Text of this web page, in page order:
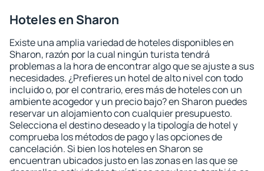
Hoteles en Sharon
Existe una amplia variedad de hoteles disponibles en
Sharon, razón por la cual ningún turista tendrá
problemas a la hora de encontrar algo que se ajuste a sus
necesidades. ¿Prefieres un hotel de alto nivel con todo
incluido o, por el contrario, eres más de hoteles con un
ambiente acogedor y un precio bajo? en Sharon puedes
reservar un alojamiento con cualquier presupuesto.
Selecciona el destino deseado y la tipología de hotel y
comprueba los métodos de pago y las opciones de
cancelación. Si bien los hoteles en Sharon se
encuentran ubicados justo en las zonas en las que se